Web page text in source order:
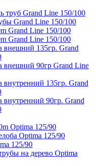
труб Grand Line 150/100
Grand Line 150/100
Grand Line 150/100
Grand Line 150/100
внешний 135гр. Grand
внешний 90гр Grand Line
внутренний 135гр. Grand
внутренний 90гр. Grand
Optima 125/90
Optima 125/90
125/90
на дерево Optima